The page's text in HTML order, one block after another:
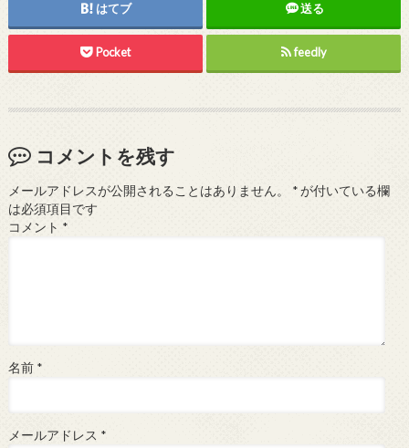
はてブ 送る
Pocket feedly
コメントを残す
メールアドレスが公開されることはありません。 *が付いている欄
は必須項目です
コメント *
名前 *
メールアドレス *